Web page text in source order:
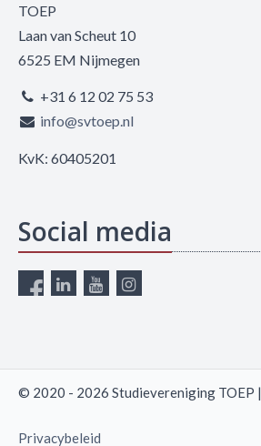
TOEP
Laan van Scheut 10
6525 EM Nijmegen
+31 6 12 02 75 53
info@svtoep.nl
KvK: 60405201
Social media
© 2020 - 2026 Studievereniging TOEP |
Privacybeleid